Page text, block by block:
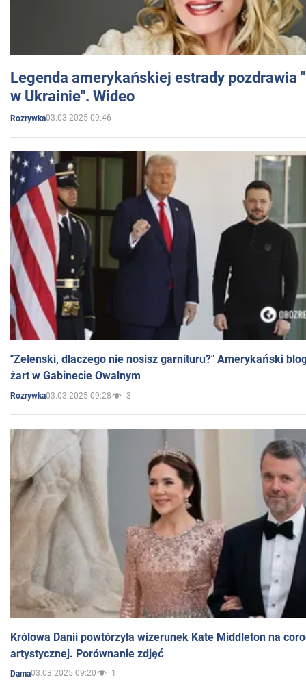
Legenda amerykańskiej estrady pozdrawia
w Ukrainie". Wideo
Rozrywka03.03.2025 09:46
"Zełenski, dlaczego nie nosisz garnituru?" Amerykański
żart w Gabinecie Owalnym
Rozrywka03.03.2025 09:28 3
Królowa Danii powtórzyła wizerunek Kate Middleton na
artystycznej. Porównanie zdjęć
Dama03.03.2025 09:20 1